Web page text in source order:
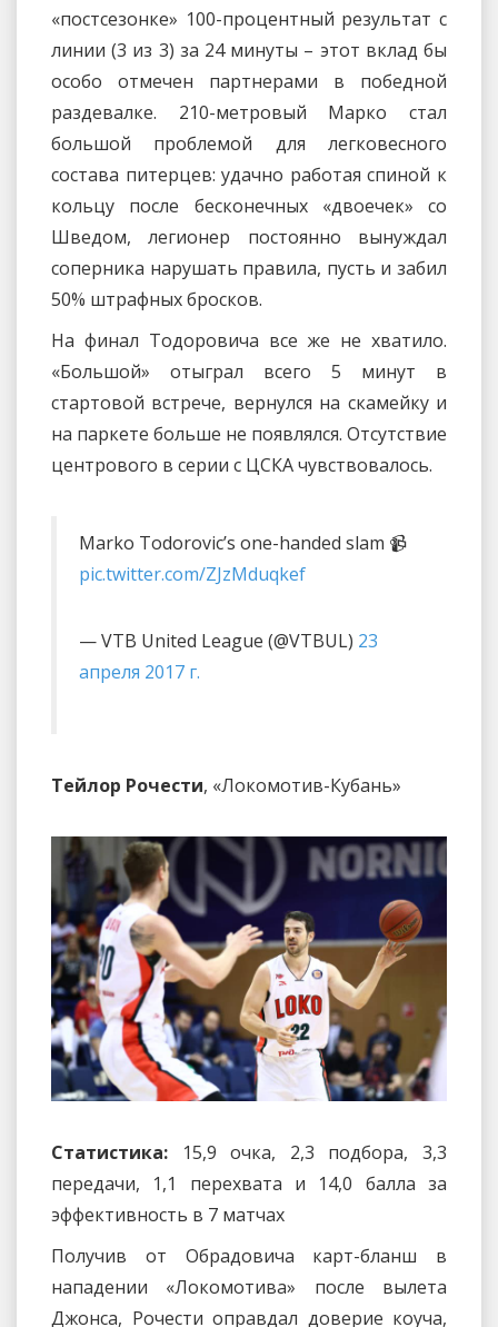
«постсезонке» 100-процентный результат с
линии (3 из 3) за 24 минуты – этот вклад бы
особо отмечен партнерами в победной
раздевалке. 210-метровый Марко стал
большой проблемой для легковесного
состава питерцев: удачно работая спиной к
кольцу после бесконечных «двоечек» со
Шведом, легионер постоянно вынуждал
соперника нарушать правила, пусть и забил
50% штрафных бросков.
На финал Тодоровича все же не хватило.
«Большой» отыграл всего 5 минут в
стартовой встрече, вернулся на скамейку и
на паркете больше не появлялся. Отсутствие
центрового в серии с ЦСКА чувствовалось.
Marko Todorovic’s one-handed slam 📹
pic.twitter.com/ZJzMduqkef
— VTB United League (@VTBUL) 23
апреля 2017 г.
Тейлор Рочести, «Локомотив-Кубань»
Статистика: 15,9 очка, 2,3 подбора, 3,3
передачи, 1,1 перехвата и 14,0 балла за
эффективность в 7 матчах
Получив от Обрадовича карт-бланш в
нападении «Локомотива» после вылета
Джонса, Рочести оправдал доверие коуча,